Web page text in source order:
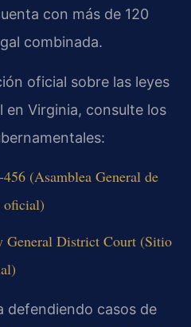
con más de 120
combinada.
oficial sobre las leyes
en Virginia, consulte los
(Asamblea General de
General District Court (Sitio
defendiendo casos de